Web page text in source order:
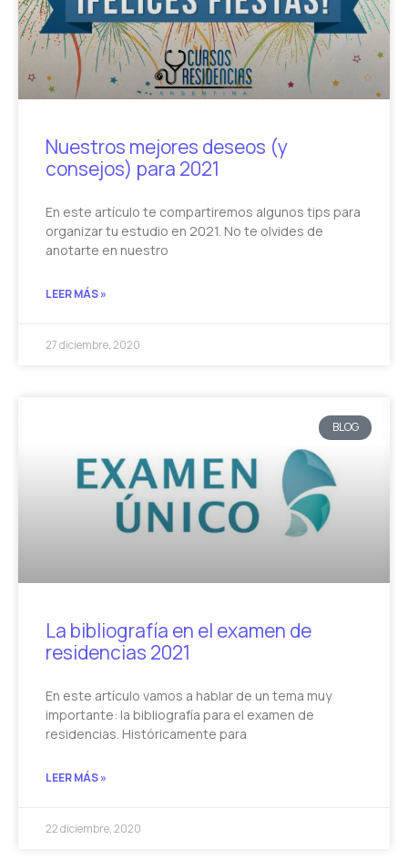
Nuestros mejores deseos (y
consejos) para 2021
En este artículo te compartiremos algunos tips para
organizar tu estudio en 2021. No te olvides de
anotarte en nuestro
LEER MÁS »
27 diciembre, 2020
BLOG
La bibliografía en el examen de
residencias 2021
En este artículo vamos a hablar de un tema muy
importante: la bibliografía para el examen de
residencias. Históricamente para
LEER MÁS »
22 diciembre, 2020